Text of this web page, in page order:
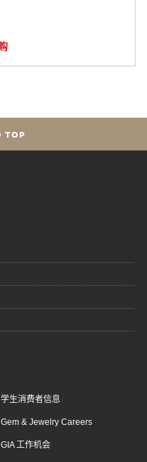
TOP
学生消费者信息
Gem & Jewelry Careers
GIA 工作机会